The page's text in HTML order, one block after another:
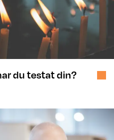
du testat din?